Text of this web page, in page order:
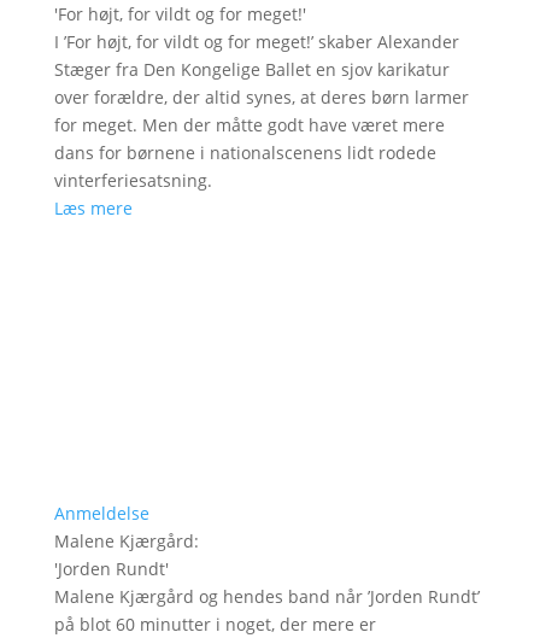
'For højt, for vildt og for meget!'
I ’For højt, for vildt og for meget!’ skaber Alexander
Stæger fra Den Kongelige Ballet en sjov karikatur
over forældre, der altid synes, at deres børn larmer
for meget. Men der måtte godt have været mere
dans for børnene i nationalscenens lidt rodede
vinterferiesatsning.
Læs mere
Anmeldelse
Malene Kjærgård:
'Jorden Rundt'
Malene Kjærgård og hendes band når ’Jorden Rundt’
på blot 60 minutter i noget, der mere er